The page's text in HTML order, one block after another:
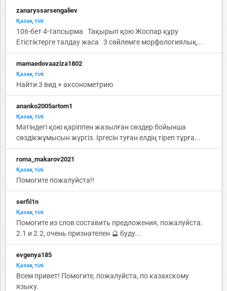
zanaryssarsengaliev
Қазақ тiлi
106-бет 4-тапсырма Тақырып қою Жоспар құру
Етістіктерге талдау жаса 3 сөйлемге морфологиялық...
mamaedovaaziza1802
Қазақ тiлi
Найти 3 вид + аксонометрию
ananko2005artom1
Қазақ тiлi
Мәтіндегі қою қаріппен жазылған сөздер бойынша
сөздікжұмысын жүргіз. Іргесін туған елдің тіреп тұрға...
roma_makarov2021
Қазақ тiлi
Помогите пожалуйста!!
serfil1n
Қазақ тiлi
Помогите из слов составить предложения, пожалуйста.
2.1 и 2.2, очень признателен 🔮 буду...
evgenya185
Қазақ тiлi
Всем привет! Помогите, пожалуйста, по казахскому
языку.